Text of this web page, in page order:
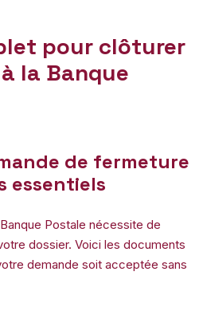
pour clôturer
la Banque
de fermeture
essentiels
Postale nécessite de
dossier. Voici les documents
demande soit acceptée sans